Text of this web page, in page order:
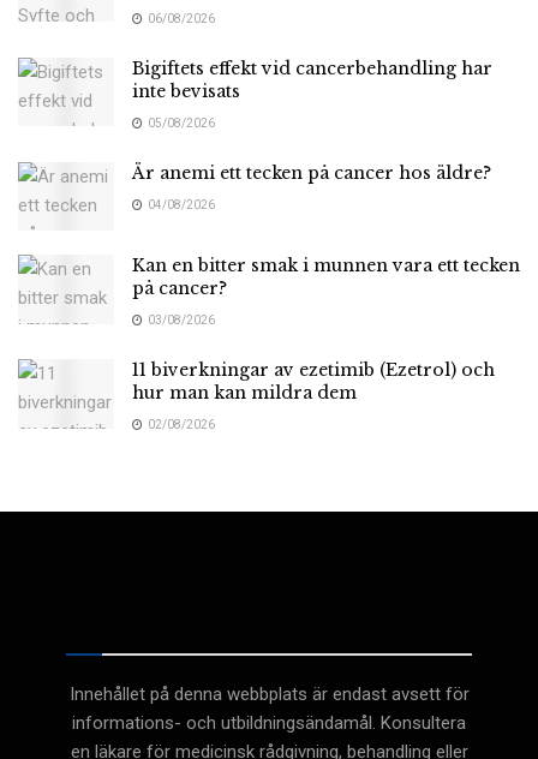
06/08/2026
Bigiftets effekt vid cancerbehandling har
inte bevisats
05/08/2026
Är anemi ett tecken på cancer hos äldre?
04/08/2026
Kan en bitter smak i munnen vara ett tecken
på cancer?
03/08/2026
11 biverkningar av ezetimib (Ezetrol) och
hur man kan mildra dem
02/08/2026
Innehållet på denna webbplats är endast avsett för
informations- och utbildningsändamål. Konsultera
en läkare för medicinsk rådgivning, behandling eller